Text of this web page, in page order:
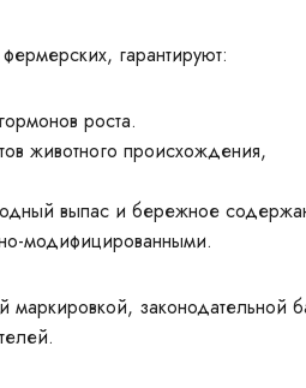
гарантируют:
роста.
животного происхождения,
выпас и бережное
модифицированными.
маркировкой, законодательной